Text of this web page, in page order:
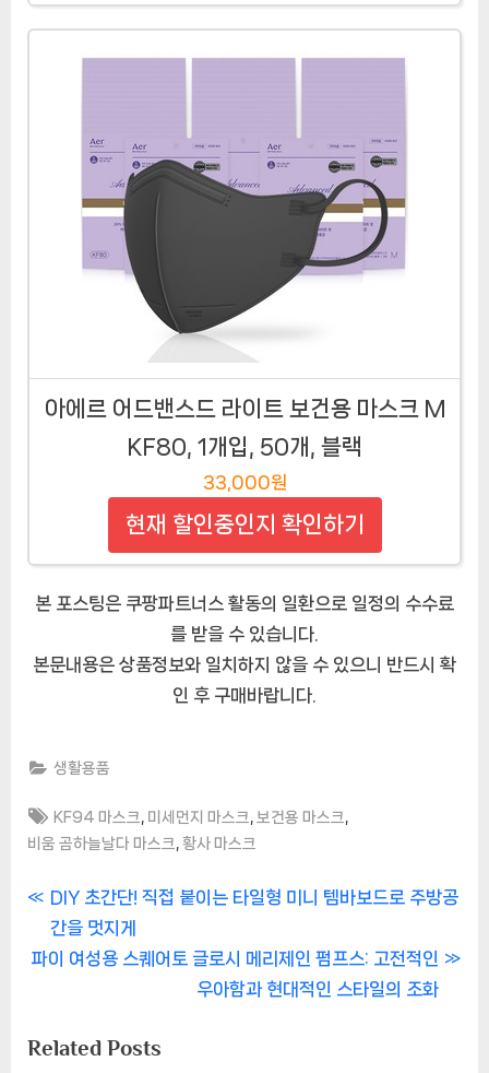
아에르 어드밴스드 라이트 보건용 마스크 M
KF80, 1개입, 50개, 블랙
33,000원
현재 할인중인지 확인하기
본 포스팅은 쿠팡파트너스 활동의 일환으로 일정의 수수료
를 받을 수 있습니다.
본문내용은 상품정보와 일치하지 않을 수 있으니 반드시 확
인 후 구매바랍니다.
생활용품
Tags:
KF94 마스크 미세먼지 마스크 보건용 마스크
비움 곰하늘날다 마스크 황사 마스크
글
내
게
P
r
e
o
DIY 초간단! 직접 붙이는 타일형 미니 템바보드로 주방공
간을 멋지게
N
t
파이 여성용 스퀘어토 글로시 메리제인 펌프스: 고전적인
우아함과 현대적인 스타일의 조화
Related Posts